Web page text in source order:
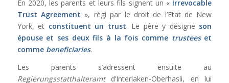
En 2020, les parents et leurs fils signent un « Irrevocable
Trust Agreement », régi par le droit de l’Etat de New
York, et constituent un trust. Le père y désigne son
épouse et ses deux fils à la fois comme trusteeset
comme beneficiaries.
Les parents s’adressent ensuite au
Regierungsstatthalteramtd’Interlaken-Oberhasli, en lui